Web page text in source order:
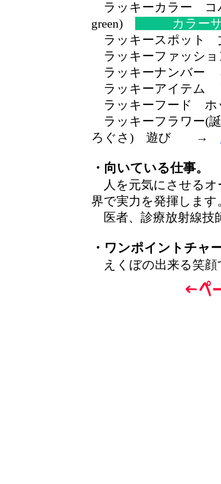
ラッキーカラー コ
green)
カラー
ラッキースポット
ラッキーファッシ
ラッキーナンバー
ラッキーアイテム
ラッキーフード ホ
ラッキーフラワー(
ろぐさ) 遊び →
・向いている仕事。
人を元気にさせるオ
界で実力を発揮します
医者、診療放射線技
・ワンポイントチャ
えくぼの出来る笑顔